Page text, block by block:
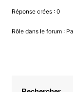
Réponse crées : 0
Rôle dans le forum :